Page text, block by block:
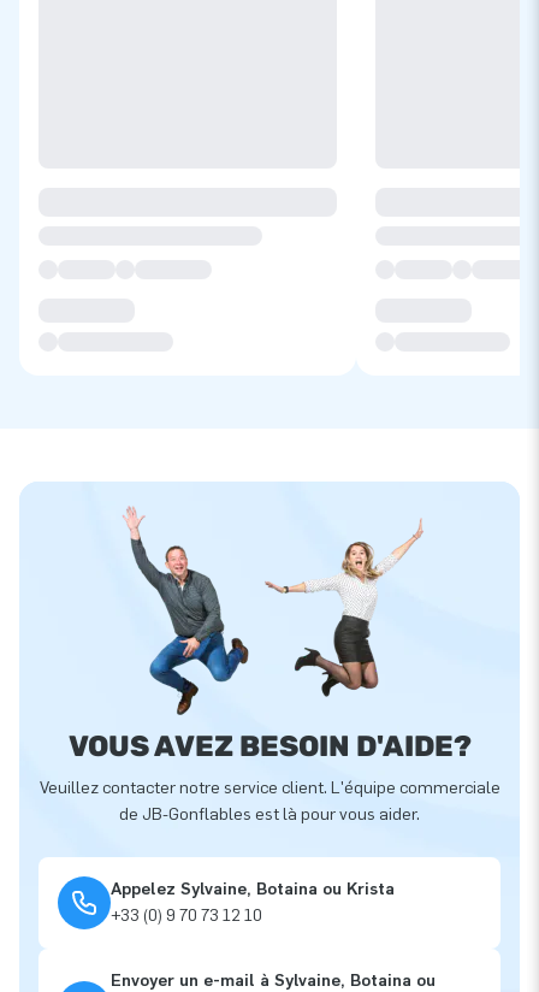
VOUS AVEZ BESOIN D'AIDE?
Veuillez contacter notre service client. L'équipe commerciale
de JB-Gonflables est là pour vous aider.
Appelez Sylvaine, Botaina ou Krista
+33 (0) 9 70 73 12 10
Envoyer un e-mail à Sylvaine, Botaina ou